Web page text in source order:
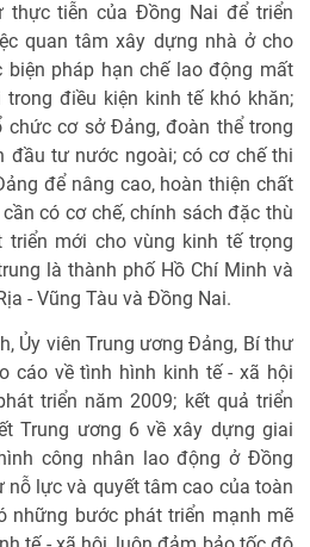
thực tiễn của Đồng Nai để triển
quan tâm xây dựng nhà ở cho
biện pháp hạn chế lao động mất
điều kiện kinh tế khó khăn;
chức cơ sở Đảng, đoàn thể trong
đầu tư nước ngoài; có cơ chế thi
để nâng cao, hoàn thiện chất
có cơ chế, chính sách đặc thù
mới cho vùng kinh tế trọng
là thành phố Hồ Chí Minh và
- Vũng Tàu và Đồng Nai.
Ủy viên Trung ương Đảng, Bí thư
cáo về tình hình kinh tế - xã hội
triển năm 2009; kết quả triển
Trung ương 6 về xây dựng giai
công nhân lao động ở Đồng
nỗ lực và quyết tâm cao của toàn
những bước phát triển mạnh mẽ